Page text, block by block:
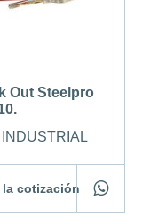
Out Steelpro
la cotización